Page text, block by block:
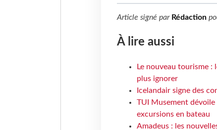
Article signé par Rédaction
À lire aussi
Le nouveau tourisme
plus ignorer
Icelandair signe des
TUI Musement
excursions en bateau
Amadeus : les